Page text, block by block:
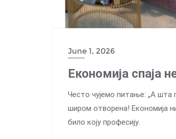
June 1, 2026
Економија спаја
Често чујемо питање: „А шта
широм отворена! Економија
било коју професију.